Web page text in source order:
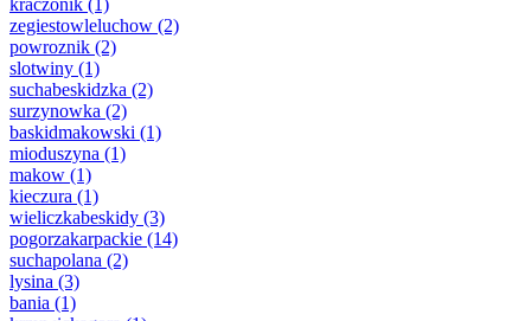
kraczonik (1)
zegiestowleluchow (2)
powroznik (2)
slotwiny (1)
suchabeskidzka (2)
surzynowka (2)
baskidmakowski (1)
mioduszyna (1)
makow (1)
kieczura (1)
wieliczkabeskidy (3)
pogorzakarpackie (14)
suchapolana (2)
lysina (3)
bania (1)